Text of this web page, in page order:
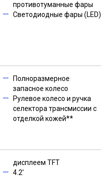
противотуманные фары
Светодиодные фары (LED)
Полноразмерное
запасное колесо
Рулевое колесо и ручка
селектора трансмиссии с
отделкой кожей**
дисплеем TFT
4.2'